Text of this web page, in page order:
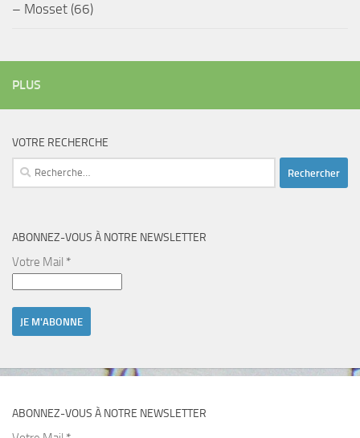
– Mosset (66)
PLUS
VOTRE RECHERCHE
Rechercher :
ABONNEZ-VOUS À NOTRE NEWSLETTER
Votre Mail *
ABONNEZ-VOUS À NOTRE NEWSLETTER